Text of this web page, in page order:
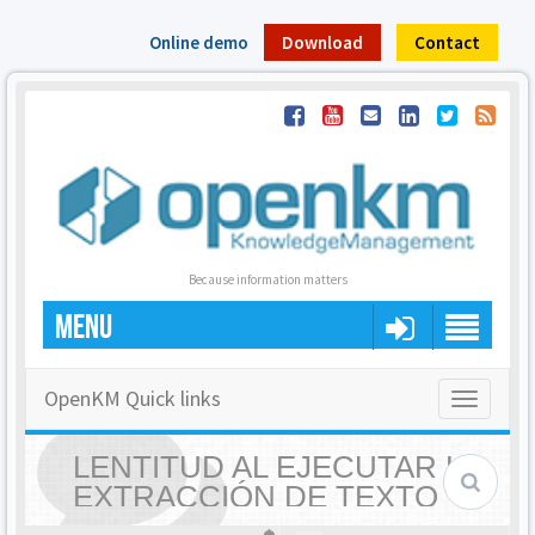
Online demo Download Contact
Because information matters
MENU
Toggle
OpenKM Quick links
LENTITUD AL EJECUTAR LA
EXTRACCIÓN DE TEXTO
PARA LOS DOCUMENTOS